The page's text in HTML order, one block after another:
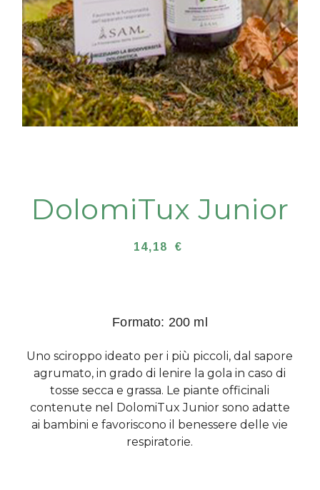
DolomiTux Junior
14,18 €
Formato: 200 ml
Uno sciroppo ideato per i più piccoli, dal sapore
agrumato, in grado di lenire la gola in caso di
tosse secca e grassa. Le piante officinali
contenute nel DolomiTux Junior sono adatte
ai bambini e favoriscono il benessere delle vie
respiratorie.